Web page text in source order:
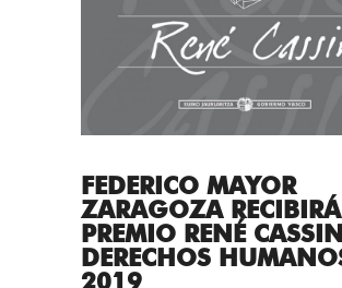
FEDERICO MAYOR
ZARAGOZA
PREMIO RENÉ
DERECHOS